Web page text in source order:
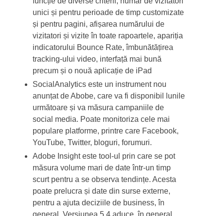
unici și pentru perioade de timp customizate
și pentru pagini, afișarea numărului de
vizitatori și vizite în toate rapoartele, apariția
indicatorului Bounce Rate, îmbunătățirea
tracking-ului video, interfață mai bună
precum și o nouă aplicație de iPad
SocialAnalytics este un instrument nou
anunțat de Abobe, care va fi disponibil lunile
următoare și va măsura campaniile de
social media. Poate monitoriza cele mai
populare platforme, printre care Facebook,
YouTube, Twitter, bloguri, forumuri.
Adobe Insight este tool-ul prin care se pot
măsura volume mari de date într-un timp
scurt pentru a se observa tendințe. Acesta
poate prelucra și date din surse externe,
pentru a ajuta deciziile de business, în